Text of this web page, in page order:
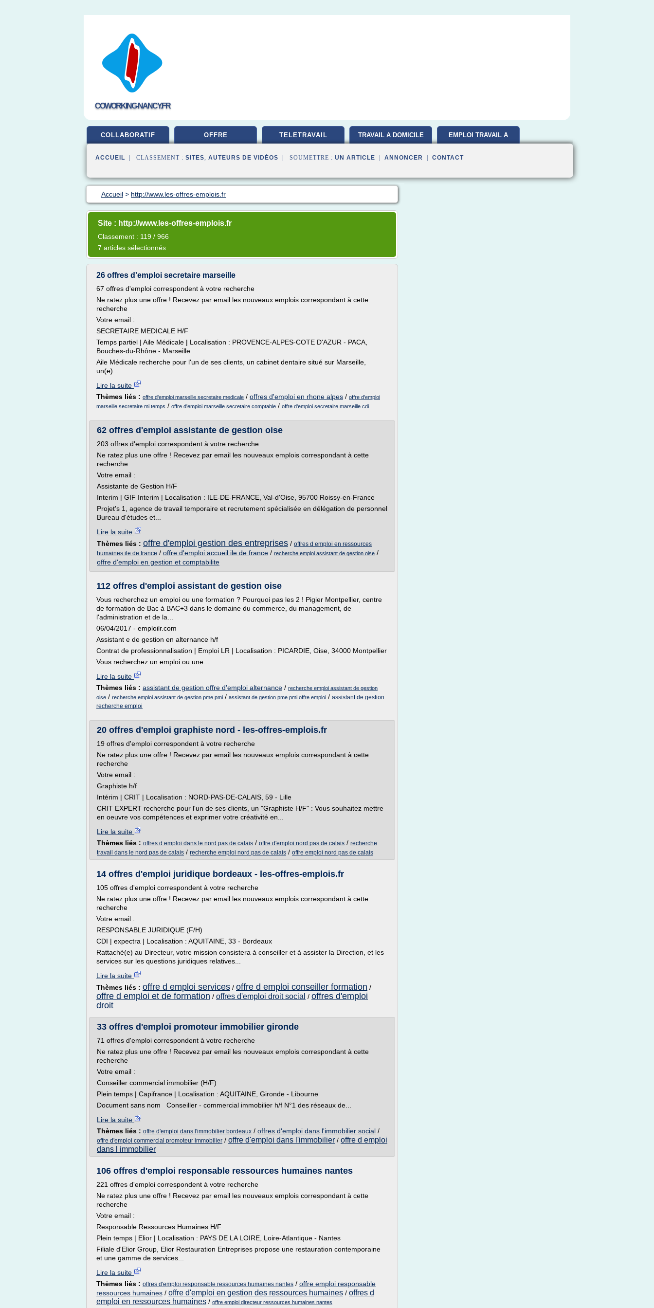
COWORKING-NANCY.FR
COLLABORATIF OFFRE TELETRAVAIL TRAVAIL A DOMICILE EMPLOI TRAVAIL A
ACCUEIL | CLASSEMENT : SITES, AUTEURS DE VIDÉOS | SOUMETTRE : UN ARTICLE ANNONCER CONTACT
Accueil > http://www.les-offres-emplois.fr
Site : http://www.les-offres-emplois.fr
Classement : 119 / 966
7 articles sélectionnés
26 offres d'emploi secretaire marseille
67 offres d'emploi correspondent à votre recherche
Ne ratez plus une offre ! Recevez par email les nouveaux emplois correspondant à cette
recherche
Votre email :
SECRETAIRE MEDICALE H/F
Temps partiel | Aile Médicale | Localisation : PROVENCE-ALPES-COTE D'AZUR - PACA,
Bouches-du-Rhône - Marseille
Aile Médicale recherche pour l'un de ses clients, un cabinet dentaire situé sur Marseille,
un(e)...
Lire la suite
Thèmes liés : offre d'emploi marseille secretaire medicale / offres d'emploi en rhone alpes / offre d'emploi
marseille secretaire mi temps / offre d'emploi marseille secretaire comptable / offre d'emploi secretaire marseille cdi
62 offres d'emploi assistante de gestion oise
203 offres d'emploi correspondent à votre recherche
Ne ratez plus une offre ! Recevez par email les nouveaux emplois correspondant à cette
recherche
Votre email :
Assistante de Gestion H/F
Interim | GIF Interim | Localisation : ILE-DE-FRANCE, Val-d'Oise, 95700 Roissy-en-France
Projet's 1, agence de travail temporaire et recrutement spécialisée en délégation de personnel
Bureau d'études et...
Lire la suite
Thèmes liés : offre d'emploi gestion des entreprises / offres d emploi en ressources
humaines ile de france / offre d'emploi accueil ile de france / recherche emploi assistant de gestion oise /
offre d'emploi en gestion et comptabilite
112 offres d'emploi assistant de gestion oise
Vous recherchez un emploi ou une formation ? Pourquoi pas les 2 ! Pigier Montpellier, centre
de formation de Bac à BAC+3 dans le domaine du commerce, du management, de
l'administration et de la...
06/04/2017 - emploilr.com
Assistant e de gestion en alternance h/f
Contrat de professionnalisation | Emploi LR | Localisation : PICARDIE, Oise, 34000 Montpellier
Vous recherchez un emploi ou une...
Lire la suite
Thèmes liés : assistant de gestion offre d'emploi alternance / recherche emploi assistant de gestion
oise / recherche emploi assistant de gestion pme pmi / assistant de gestion pme pmi offre emploi / assistant de gestion
recherche emploi
20 offres d'emploi graphiste nord - les-offres-emplois.fr
19 offres d'emploi correspondent à votre recherche
Ne ratez plus une offre ! Recevez par email les nouveaux emplois correspondant à cette
recherche
Votre email :
Graphiste h/f
Intérim | CRIT | Localisation : NORD-PAS-DE-CALAIS, 59 - Lille
CRIT EXPERT recherche pour l'un de ses clients, un "Graphiste H/F" : Vous souhaitez mettre
en oeuvre vos compétences et exprimer votre créativité en...
Lire la suite
Thèmes liés : offres d emploi dans le nord pas de calais / offre d'emploi nord pas de calais / recherche
travail dans le nord pas de calais / recherche emploi nord pas de calais / offre emploi nord pas de calais
14 offres d'emploi juridique bordeaux - les-offres-emplois.fr
105 offres d'emploi correspondent à votre recherche
Ne ratez plus une offre ! Recevez par email les nouveaux emplois correspondant à cette
recherche
Votre email :
RESPONSABLE JURIDIQUE (F/H)
CDI | expectra | Localisation : AQUITAINE, 33 - Bordeaux
Rattaché(e) au Directeur, votre mission consistera à conseiller et à assister la Direction, et les
services sur les questions juridiques relatives...
Lire la suite
Thèmes liés : offre d emploi services / offre d emploi conseiller formation /
offre d emploi et de formation / offres d'emploi droit social / offres d'emploi
droit
33 offres d'emploi promoteur immobilier gironde
71 offres d'emploi correspondent à votre recherche
Ne ratez plus une offre ! Recevez par email les nouveaux emplois correspondant à cette
recherche
Votre email :
Conseiller commercial immobilier (H/F)
Plein temps | Capifrance | Localisation : AQUITAINE, Gironde - Libourne
Document sans nom Conseiller - commercial immobilier h/f N°1 des réseaux de...
Lire la suite
Thèmes liés : offre d'emploi dans l'immobilier bordeaux / offres d'emploi dans l'immobilier social /
offre d'emploi commercial promoteur immobilier / offre d'emploi dans l'immobilier / offre d emploi
dans l immobilier
106 offres d'emploi responsable ressources humaines nantes
221 offres d'emploi correspondent à votre recherche
Ne ratez plus une offre ! Recevez par email les nouveaux emplois correspondant à cette
recherche
Votre email :
Responsable Ressources Humaines H/F
Plein temps | Elior | Localisation : PAYS DE LA LOIRE, Loire-Atlantique - Nantes
Filiale d'Elior Group, Elior Restauration Entreprises propose une restauration contemporaine
et une gamme de services...
Lire la suite
Thèmes liés : offres d'emploi responsable ressources humaines nantes / offre emploi responsable
ressources humaines / offre d'emploi en gestion des ressources humaines / offres d
emploi en ressources humaines / offre emploi directeur ressources humaines nantes